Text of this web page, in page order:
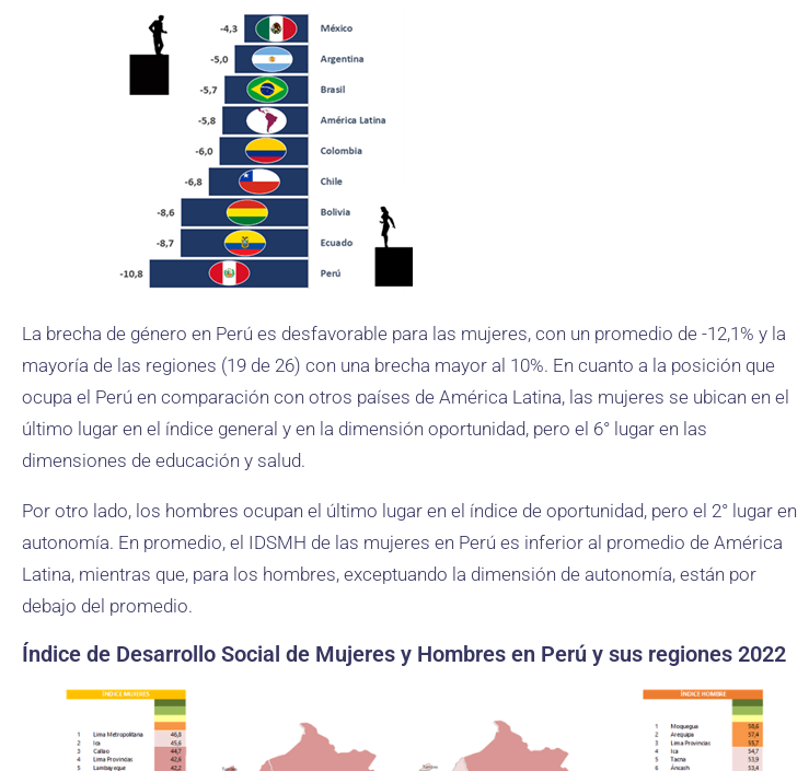
La brecha de género en Perú es desfavorable para las mujeres, con un promedio de -12,1% y la
mayoría de las regiones (19 de 26) con una brecha mayor al 10%. En cuanto a la posición que
ocupa el Perú en comparación con otros países de América Latina, las mujeres se ubican en el
último lugar en el índice general y en la dimensión oportunidad, pero el 6° lugar en las
dimensiones de educación y salud.
Por otro lado, los hombres ocupan el último lugar en el índice de oportunidad, pero el 2° lugar en
autonomía. En promedio, el IDSMH de las mujeres en Perú es inferior al promedio de América
Latina, mientras que, para los hombres, exceptuando la dimensión de autonomía, están por
debajo del promedio.
Índice de Desarrollo Social de Mujeres y Hombres en Perú y sus regiones 2022